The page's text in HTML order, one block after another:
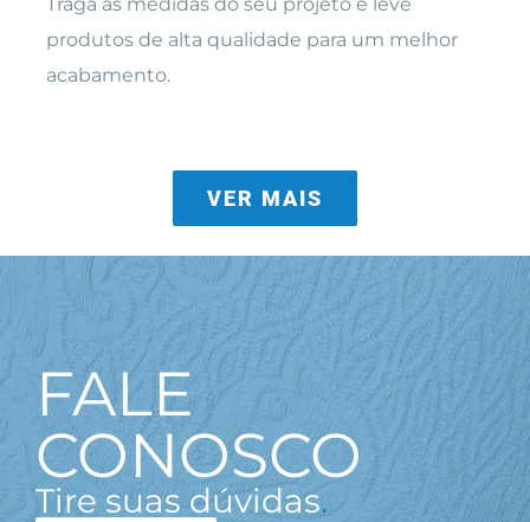
produtos de alta qualidade para um melhor
acabamento.
VER MAIS
FALE
CONOSCO
Tire suas dúvidas.